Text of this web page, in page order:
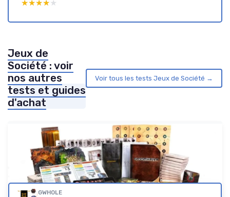
★★★★★
★★★★★
Jeux de
Société : voir
nos autres
tests et guides
d'achat
Voir tous les tests Jeux de Société →
GWHOLE